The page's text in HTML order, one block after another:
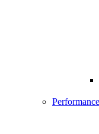
Performance